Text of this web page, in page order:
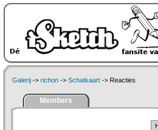
Galerij -> richon -> Schatkaart -> Reacties
Members